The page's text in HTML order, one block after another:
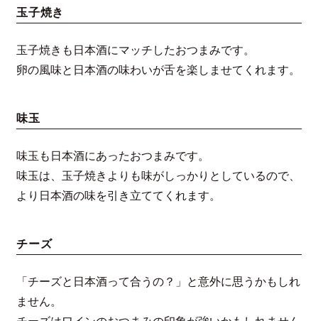
玉子焼き
玉子焼きも日本酒にマッチしたおつまみです。
卵の風味と日本酒の味わいが舌を楽しませてくれます。
味玉
味玉も日本酒にあったおつまみです。
味玉は、玉子焼きよりも味がしっかりとしているので、
より日本酒の味を引き立ててくれます。
チーズ
「チーズと日本酒って合うの？」と意外に思うかもしれ
ません。